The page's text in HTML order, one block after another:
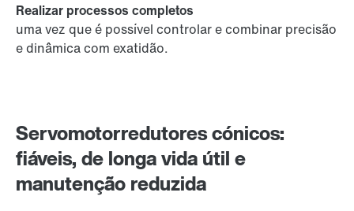
Servomotorredutores cónicos:
fiáveis, de longa vida útil e
manutenção reduzida
Realizar processos completos
uma vez que é possível controlar e combinar precisão
e dinâmica com exatidão.